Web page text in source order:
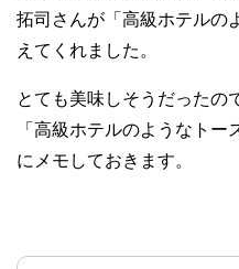
拓司さんが「高級ホテルの
えてくれました。
とても美味しそうだったの
「高級ホテルのようなトー
にメモしておきます。